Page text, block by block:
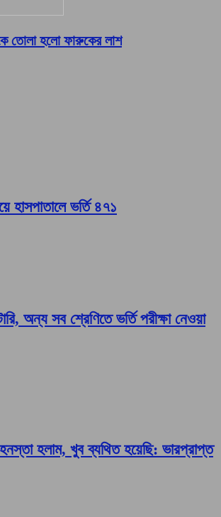
তোলা হলো ফারুকের লাশ
হাসপাতালে ভর্তি ৪৭১
অন্য সব শ্রেণিতে ভর্তি পরীক্ষা নেওয়া
হলাম, খুব ব্যথিত হয়েছি: ভারপ্রাপ্ত